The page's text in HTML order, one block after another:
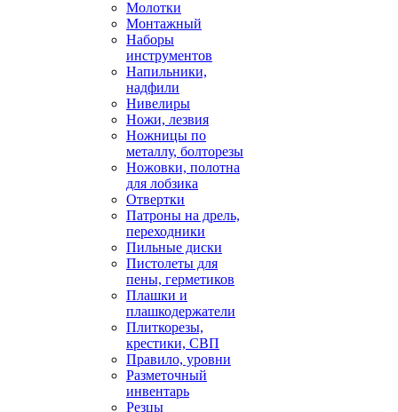
Молотки
Монтажный
Наборы
инструментов
Напильники,
надфили
Нивелиры
Ножи, лезвия
Ножницы по
металлу, болторезы
Ножовки, полотна
для лобзика
Отвертки
Патроны на дрель,
переходники
Пильные диски
Пистолеты для
пены, герметиков
Плашки и
плашкодержатели
Плиткорезы,
крестики, СВП
Правило, уровни
Разметочный
инвентарь
Резцы